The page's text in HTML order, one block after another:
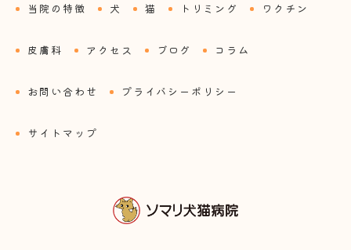
当院の特徴 犬 猫 トリミング ワクチン
皮膚科 アクセス ブログ コラム
お問い合わせ プライバシーポリシー
サイトマップ